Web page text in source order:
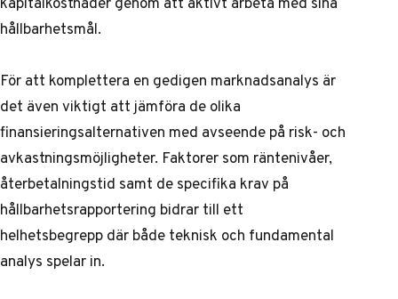
hållbarhetsmål.
För att komplettera en gedigen marknadsanalys är
det även viktigt att jämföra de olika
finansieringsalternativen med avseende på risk- och
avkastningsmöjligheter. Faktorer som räntenivåer,
återbetalningstid samt de specifika krav på
hållbarhetsrapportering bidrar till ett
helhetsbegrepp där både teknisk och fundamental
analys spelar in.